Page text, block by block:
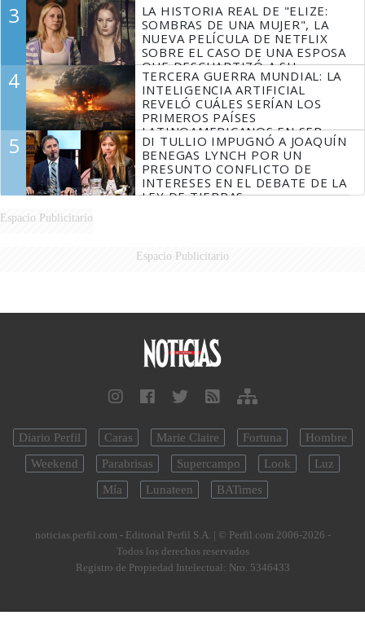
3
LA HISTORIA REAL DE "ELIZE:
SOMBRAS DE UNA MUJER", LA
NUEVA PELÍCULA DE NETFLIX
SOBRE EL CASO DE UNA ESPOSA
QUE DESCUARTIZÓ A SU
MARIDO
4
TERCERA GUERRA MUNDIAL: LA
INTELIGENCIA ARTIFICIAL
REVELÓ CUÁLES SERÍAN LOS
PRIMEROS PAÍSES
LATINOAMERICANOS EN SER
DERROTADOS
5
DI TULLIO IMPUGNÓ A JOAQUÍN
BENEGAS LYNCH POR UN
PRESUNTO CONFLICTO DE
INTERESES EN EL DEBATE DE LA
LEY DE TIERRAS
Espacio Publicitario
Espacio Publicitario
Diario Perfil Caras Marie Claire Fortuna
Hombre
Weekend
Parabrisas Supercampo Look
Luz
Mía
Lunateen BATimes
noticias.perfil.com - Editorial Perfil S.A. | © Perfil.com 2006-2026 -
Todos los derechos reservados
Registro de Propiedad Intelectual: Nro. 5346433